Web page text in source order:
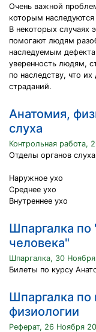
Очень важной
которым
В некоторых случаях
помогают людям
наследуемым
уверенность людям,
по наследству, что
страданий.
Анатомия,
слуха
Контрольная работа,
Отделы органов слуха
Наружное ухо
Среднее ухо
Внутреннее ухо
Шпаргалка по
человека"
Шпаргалка, 30 Ноября
Билеты по курсу
Шпаргалка по
физиологии
Реферат, 26 Ноября